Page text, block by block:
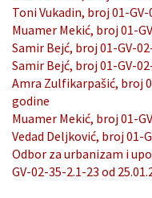
Toni Vukadin, broj 01-
Muamer Mekić, broj 01-
Samir Bejć, broj 01-GV-
Samir Bejć, broj 01-GV-
Amra Zulfikarpašić, broj
godine
Muamer Mekić, broj 01-
Vedad Deljković, broj 01-
Odbor za urbanizam i
GV-02-35-2.1-23 od